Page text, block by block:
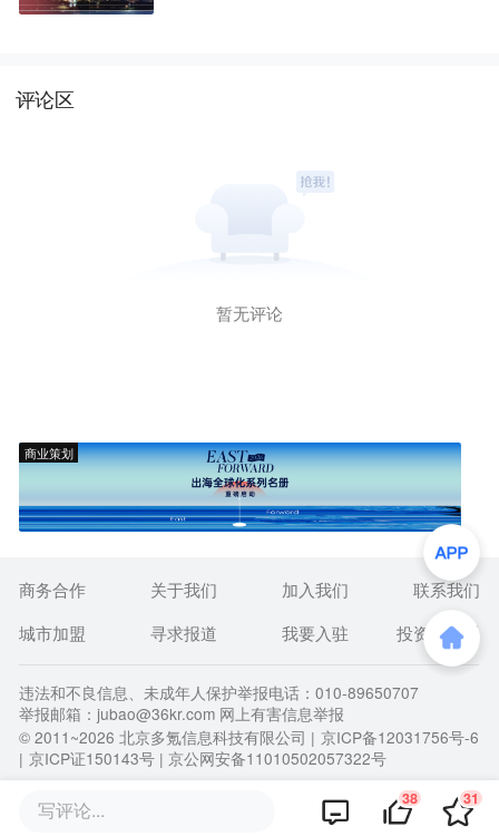
评论区
暂无评论
商业策划
写评论... 38 31
商务合作 关于我们 加入我们
联系我们
城市加盟
寻求报道 我要入驻 投资者关系
违法和不良信息、未成年人保护举报电话：010-89650707
举报邮箱：jubao@36kr.com 网上有害信息举报
© 2011~2026 北京多氪信息科技有限公司 | 京ICP备12031756号-6
| 京ICP证150143号 | 京公网安备11010502057322号